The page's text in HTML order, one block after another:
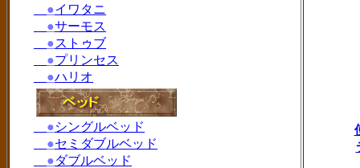
●イワタニ
●サーモス
●ストゥブ
●プリンセス
●ハリオ
●シングルベッド
●セミダブルベッド
●ダブルベッド